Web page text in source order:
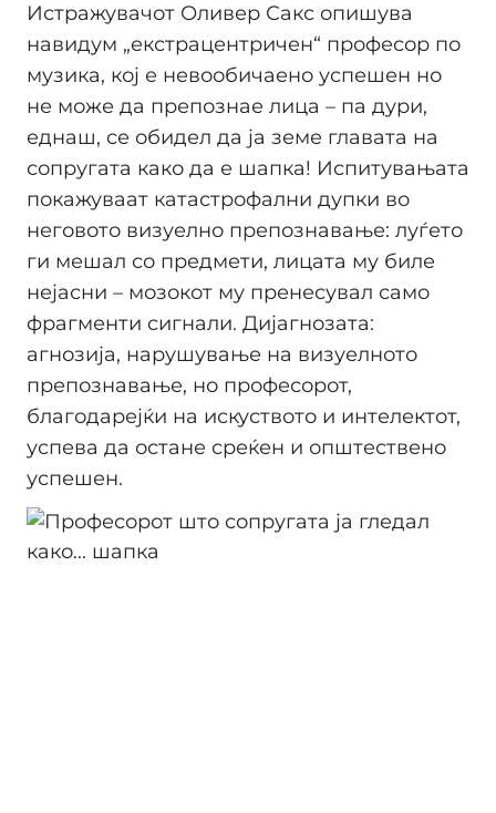
Истражувачот Оливер Сакс опишува
навидум „екстрацентричен“ професор по
музика, кој е невообичаено успешен но
не може да препознае лица – па дури,
еднаш, се обидел да ја земе главата на
сопругата како да е шапка! Испитувањата
покажуваат катастрофални дупки во
неговото визуелно препознавање: луѓето
ги мешал со предмети, лицата му биле
нејасни – мозокот му пренесувал само
фрагменти сигнали. Дијагнозата:
агнозија, нарушување на визуелното
препознавање, но професорот,
благодарејќи на искуството и интелектот,
успева да остане среќен и општествено
успешен.